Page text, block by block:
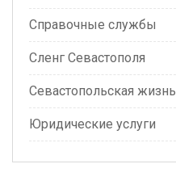
Справочные службы
Сленг Севастополя
Севастопольская жизнь
Юридические услуги